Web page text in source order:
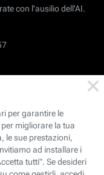
con l'ausilio dell'AI.